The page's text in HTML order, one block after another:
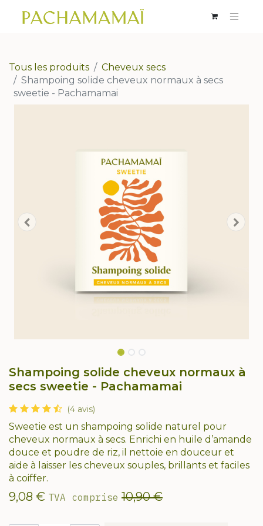
Tous les produits
Cheveux secs
Shampoing solide cheveux normaux à secs
sweetie - Pachamamai
Shampoing solide cheveux normaux à
secs sweetie - Pachamamai
(4 avis)
Sweetie est un shampoing solide naturel pour
cheveux normaux à secs. Enrichi en huile d’amande
douce et poudre de riz, il nettoie en douceur et
aide à laisser les cheveux souples, brillants et faciles
à coiffer.
9,08 € TVA comprise 10,90€